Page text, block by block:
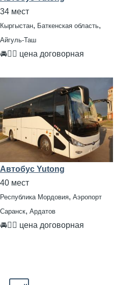
34 мест
Кыргыстан, Баткенская область,
Айгуль-Таш
🚘👨‍✈ цена договорная
Автобус Yutong
40 мест
Республика Мордовия, Аэропорт
Саранск, Ардатов
🚘👨‍✈ цена договорная